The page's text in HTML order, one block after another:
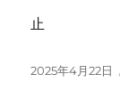
止
投
2025年4月22日